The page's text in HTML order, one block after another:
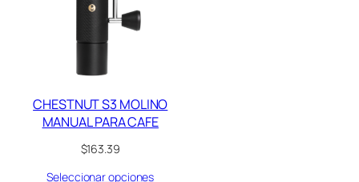
CHESTNUT S3 MOLINO
MANUAL PARA CAFE
$163.39
Seleccionar opciones